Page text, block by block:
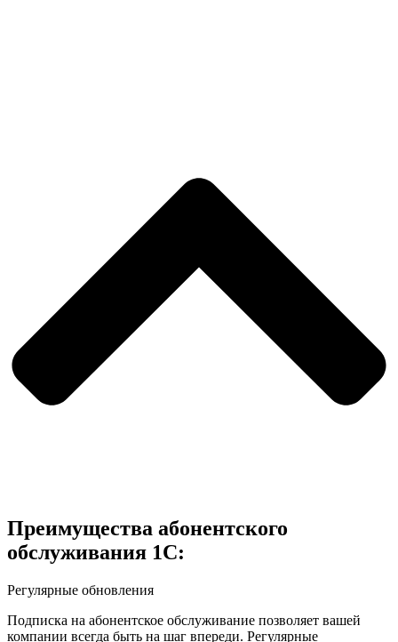
Преимущества абонентского
обслуживания 1С:
Регулярные обновления
Подписка на абонентское обслуживание позволяет вашей
компании всегда быть на шаг впереди. Регулярные